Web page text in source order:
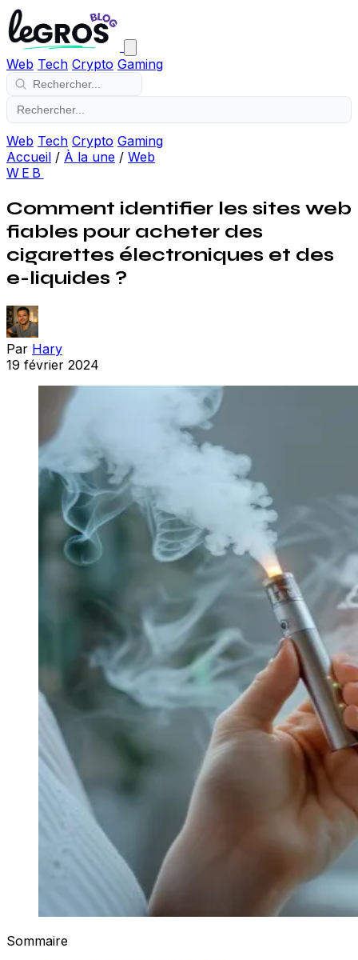
Web Tech Crypto Gaming
Web Tech Crypto Gaming
Accueil / À la une / Web
WEB
Comment identifier les sites web
fiables pour acheter des
cigarettes électroniques et des
e-liquides ?
Par Hary
19 février 2024
Sommaire